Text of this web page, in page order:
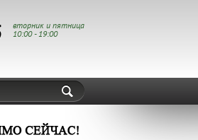
вторник и пятница
10:00 - 19:00